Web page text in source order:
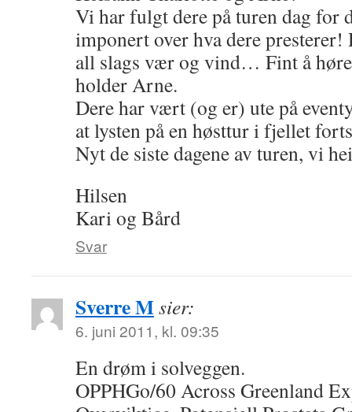
Vi har fulgt dere på turen dag for
imponert over hva dere
all slags vær og vind… Fint å
holder Arne.
Dere har vært (og er) ute på
at lysten på en høsttur i fjellet
Nyt de siste dagene av turen, vi
Hilsen
Kari og Bård
Svar
Sverre Msier:
6. juni 2011, kl. 09:35
En drøm i solveggen.
OPPHGo/60 Across Greenland